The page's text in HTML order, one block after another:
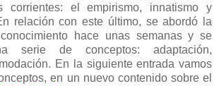
corrientes: el empirismo, innatismo y
relación con este último, se abordó la
hace unas semanas y se
serie de conceptos: adaptación,
En la siguiente entrada vamos
en un nuevo contenido sobre el